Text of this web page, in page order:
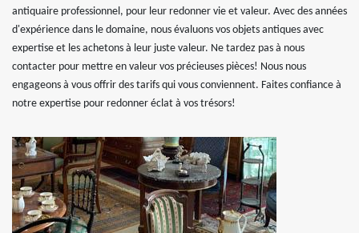
antiquaire professionnel, pour leur redonner vie et valeur. Avec des années
d'expérience dans le domaine, nous évaluons vos objets antiques avec
expertise et les achetons à leur juste valeur. Ne tardez pas à nous
contacter pour mettre en valeur vos précieuses pièces! Nous nous
engageons à vous offrir des tarifs qui vous conviennent. Faites confiance à
notre expertise pour redonner éclat à vos trésors!